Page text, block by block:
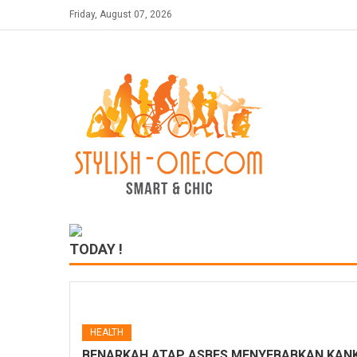
to
Friday, August 07, 2026
TODAY !
HEALTH